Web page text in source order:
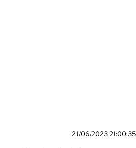
21/06/2023 21:00:35